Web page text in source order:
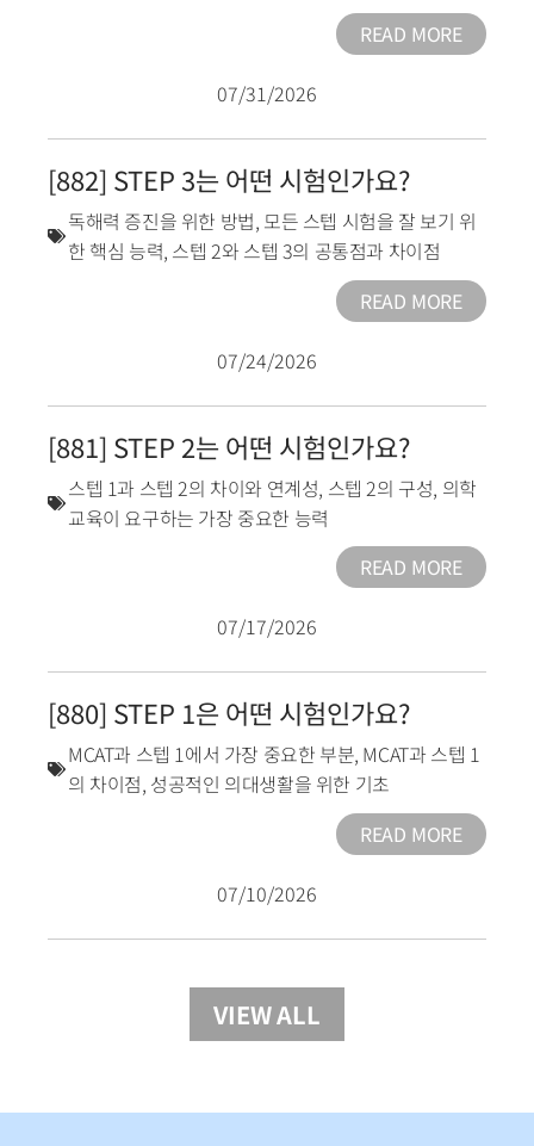
READ MORE
07/31/2026
[882] STEP 3는 어떤 시험인가요?
독해력 증진을 위한 방법, 모든 스텝 시험을 잘 보기 위
한 핵심 능력, 스텝 2와 스텝 3의 공통점과 차이점
READ MORE
07/24/2026
[881] STEP 2는 어떤 시험인가요?
스텝 1과 스텝 2의 차이와 연계성, 스텝 2의 구성, 의학
교육이 요구하는 가장 중요한 능력
READ MORE
07/17/2026
[880] STEP 1은 어떤 시험인가요?
MCAT과 스텝 1에서 가장 중요한 부분, MCAT과 스텝 1
의 차이점, 성공적인 의대생활을 위한 기초
READ MORE
07/10/2026
VIEW ALL